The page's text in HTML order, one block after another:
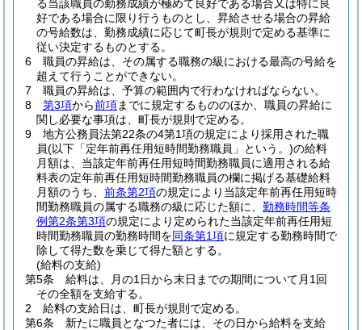
る当該職員の勤務成績が極めて良好である場合又は特に良
好である場合に限り行うものとし、昇給させる場合の昇給
の号給数は、勤務成績に応じて町長が規則で定める基準に
従い決定するものとする。
6
職員の昇給は、その属する職務の級における最高の号給を
超えて行うことができない。
7
職員の昇給は、予算の範囲内で行わなければならない。
8
第3項から前項までに規定するもののほか、職員の昇給に
関し必要な事項は、町長が規則で定める。
9
地方公務員法第22条の4第1項の規定により採用された職
員(以下「定年前再任用短時間勤務職員」という。)の給料
月額は、当該定年前再任用短時間勤務職員に適用される給
料表の定年前再任用短時間勤務職員の欄に掲げる基礎給料
月額のうち、 前条第2項の規定により当該定年前再任用短時
間勤務職員の属する職務の級に応じた額に、 勤務時間等条
例第2条第3項の規定により定められた当該定年前再任用短
時間勤務職員の勤務時間を同条第1項に規定する勤務時間で
除して得た数を乗じて得た額とする。
(給料の支給)
第5条
給料は、月の1日から末日までの期間について月1回
その全額を支給する。
2
給料の支給日は、町長が規則で定める。
第6条
新たに職員となつた者には、その日から給料を支給